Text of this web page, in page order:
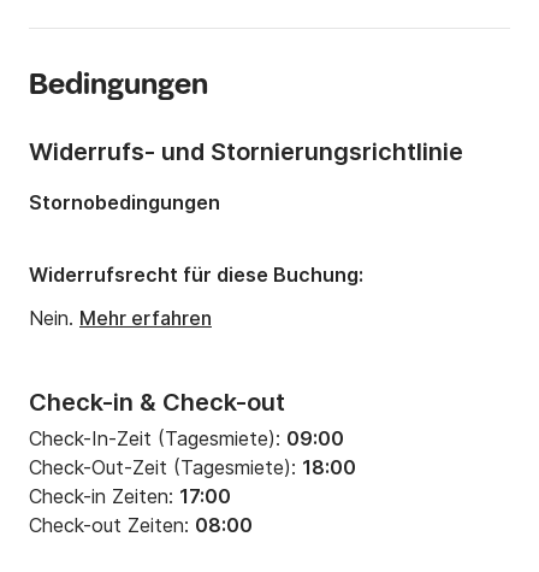
Anzahl Schlafplätze:
Tiefgang:2.2m
Motorleistung:30PS
Bedingungen
Check-in & Check-out
Check-In-Zeit (Tagesmiete): 09:00
Check-Out-Zeit (Tagesmiete): 18:00
Check-in Zeiten: 17:00
Check-out Zeiten: 08:00
Widerrufs- und Stornierungsrichtlinie
Stornobedingungen
Widerrufsrecht für diese Buchung:
Nein. Mehr erfahren